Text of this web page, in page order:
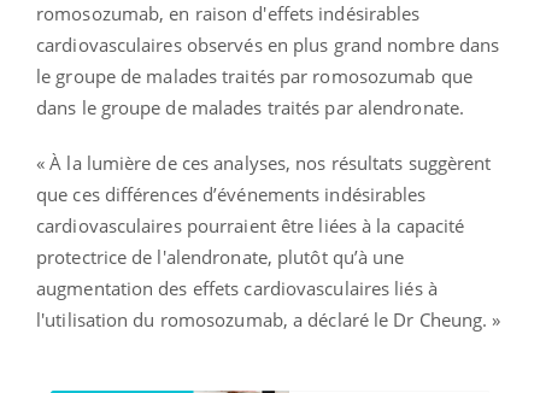
romosozumab, en raison d'effets indésirables
cardiovasculaires observés en plus grand nombre dans
le groupe de malades traités par romosozumab que
dans le groupe de malades traités par alendronate.
« À la lumière de ces analyses, nos résultats suggèrent
que ces différences d’événements indésirables
cardiovasculaires pourraient être liées à la capacité
protectrice de l'alendronate, plutôt qu’à une
augmentation des effets cardiovasculaires liés à
l'utilisation du romosozumab, a déclaré le Dr Cheung. »